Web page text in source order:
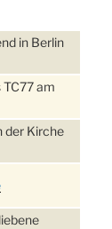
in Berlin
TC77 am
der Kirche